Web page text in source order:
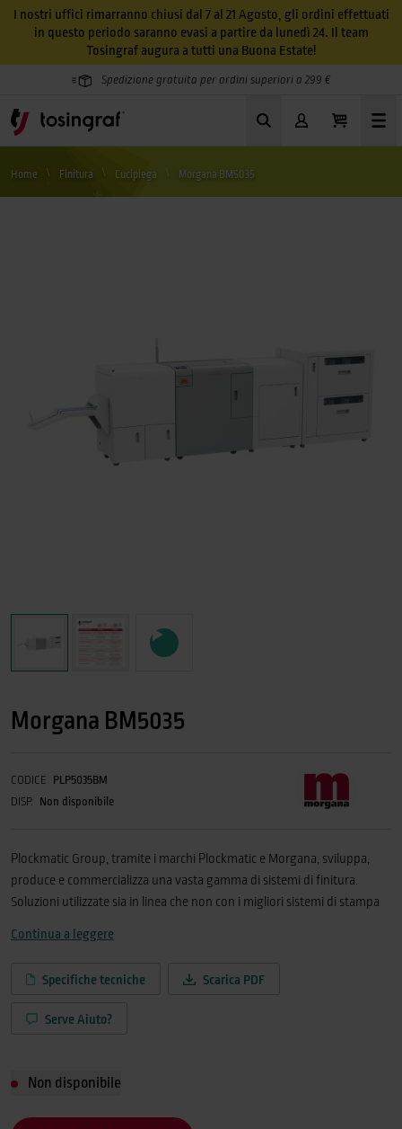
I nostri uffici rimarranno chiusi dal 7 al 21 Agosto, gli ordini effettuati
in questo periodo saranno evasi a partire da lunedì 24. Il team
Tosingraf augura a tutti una Buona Estate!
Spedizione gratuita per ordini superiori a 299 €
Home Finitura Cucipiega Morgana BM5035
Morgana BM5035
CODICE
PLP5035BM
DISP.
Non disponibile
Plockmatic Group, tramite i marchi Plockmatic e Morgana, sviluppa,
produce e commercializza una vasta gamma di sistemi di finitura.
Soluzioni utilizzate sia in linea che non con i migliori sistemi di stampa
perforazione e rilegatura dei documenti con straordinaria precisione.
professionali documenti da utilizzare ogni giorno.La nuovissima
ogni esigenza.Con un numero sempre crescente di sistemi di stampa in
e convenienza formati A4 landscape e opuscoli di grandi dimensioni. La
Continua a leggere
Specifiche tecniche Scarica PDF
Serve Aiuto?
Non disponibile